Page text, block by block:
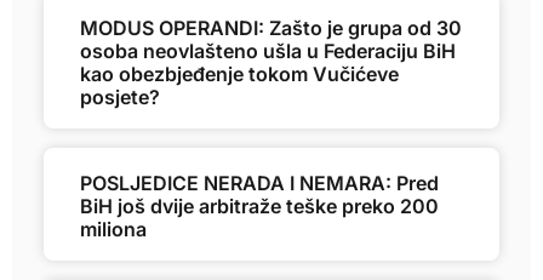
MODUS OPERANDI: Zašto je grupa od 30
osoba neovlašteno ušla u Federaciju BiH
kao obezbjeđenje tokom Vučićeve
posjete?
POSLJEDICE NERADA I NEMARA: Pred
BiH još dvije arbitraže teške preko 200
miliona